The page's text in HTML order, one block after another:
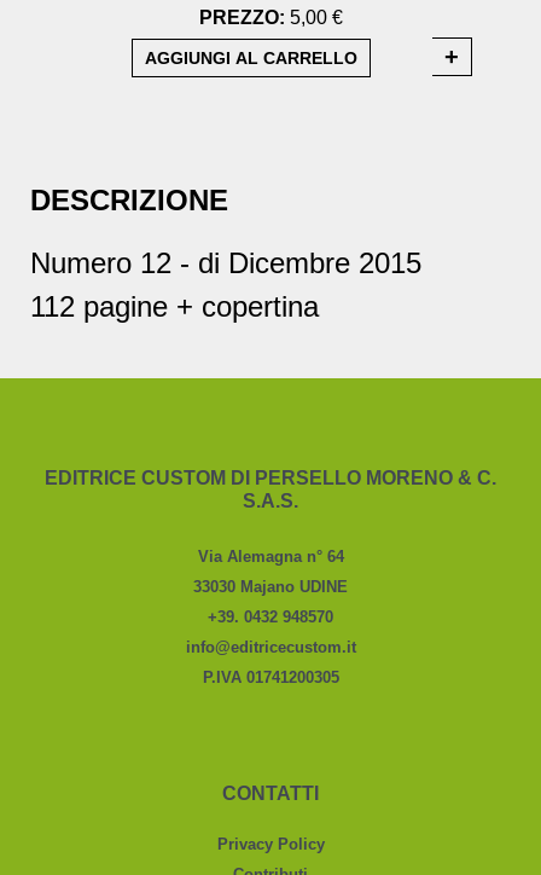
PREZZO: 5,00 €
DESCRIZIONE
Numero 12 - di Dicembre 2015
112 pagine + copertina
EDITRICE CUSTOM DI PERSELLO MORENO & C.
S.A.S.
Via Alemagna n° 64
33030 Majano UDINE
+39. 0432 948570
info@editricecustom.it
P.IVA 01741200305
CONTATTI
Privacy Policy